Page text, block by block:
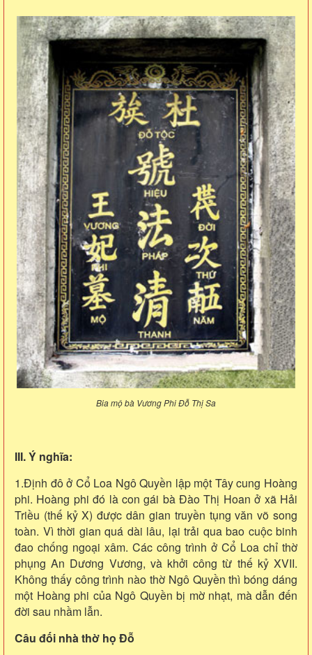
Bia mộ bà Vương Phi Đỗ Thị Sa
III. Ý nghĩa:
1.Định đô ở Cổ Loa Ngô Quyền lập một Tây cung Hoàng
phi. Hoàng phi đó là con gái bà Đào Thị Hoan ở xã Hải
Triều (thế kỷ X) được dân gian truyền tụng văn võ song
toàn. Vì thời gian quá dài lâu, lại trải qua bao cuộc binh
đao chống ngoại xâm. Các công trình ở Cổ Loa chỉ thờ
phụng An Dương Vương, và khởi công từ thế kỷ XVII.
Không thấy công trình nào thờ Ngô Quyền thì bóng dáng
một Hoàng phi của Ngô Quyền bị mờ nhạt, mà dẫn đến
đời sau nhầm lẫn.
Câu đối nhà thờ họ Đỗ